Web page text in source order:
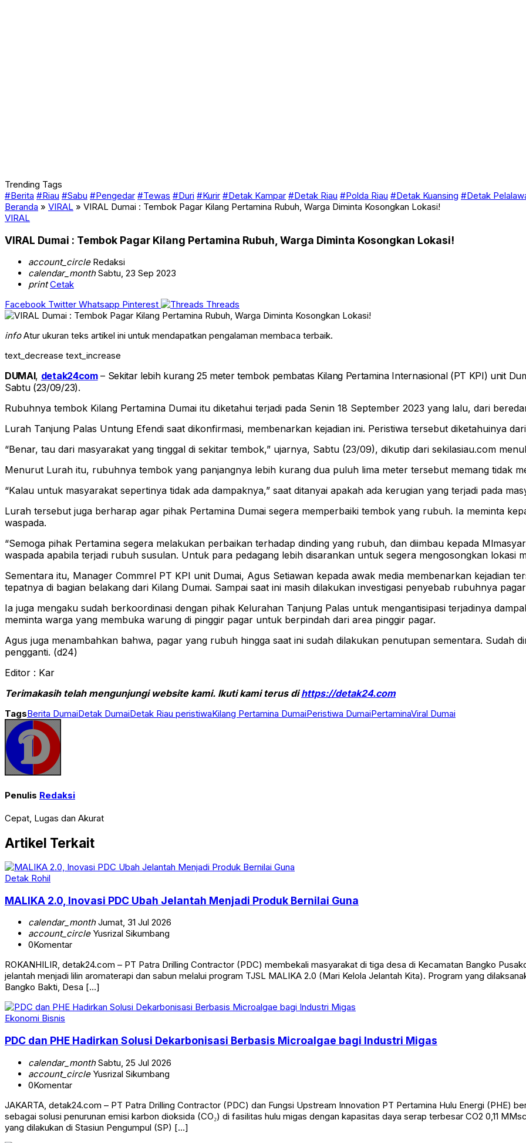
Trending Tags
#Berita #Riau #Sabu #Pengedar #Tewas #Duri #Kurir #Detak Kampar #Detak Riau #Polda Riau #Detak Kuansing #Detak
Beranda » VIRAL » VIRAL Dumai : Tembok Pagar Kilang Pertamina Rubuh, Warga Diminta Kosongkan Lokasi!
VIRAL
VIRAL Dumai : Tembok Pagar Kilang Pertamina Rubuh, Warga Diminta Kosongkan Lokasi!
account_circleRedaksi
calendar_monthSabtu, 23 Sep 2023
print Cetak
Facebook Twitter Whatsapp Pinterest Threads
infoAtur ukuran teks artikel ini untuk mendapatkan pengalaman membaca terbaik.
text_decrease text_increase
DUMAI, detak24com– Sekitar lebih kurang 25 meter tembok pembatas Kilang Pertamina Internasional (PT KPI) unit
Sabtu (23/09/23).
Rubuhnya tembok Kilang Pertamina Dumai itu diketahui terjadi pada Senin 18 September 2023 yang lalu, dari
Lurah Tanjung Palas Untung Efendi saat dikonfirmasi, membenarkan kejadian ini. Peristiwa tersebut diketahuinya
“Benar, tau dari masyarakat yang tinggal di sekitar tembok,” ujarnya, Sabtu (23/09), dikutip dari sekilasiau.com
Menurut Lurah itu, rubuhnya tembok yang panjangnya lebih kurang dua puluh lima meter tersebut memang tidak
“Kalau untuk masyarakat sepertinya tidak ada dampaknya,” saat ditanyai apakah ada kerugian yang terjadi pada
Lurah tersebut juga berharap agar pihak Pertamina Dumai segera memperbaiki tembok yang rubuh. Ia meminta
waspada.
“Semoga pihak Pertamina segera melakukan perbaikan terhadap dinding yang rubuh, dan diimbau kepada
waspada apabila terjadi rubuh susulan. Untuk para pedagang lebih disarankan untuk segera mengosongkan lokasi
Sementara itu, Manager Commrel PT KPI unit Dumai, Agus Setiawan kepada awak media membenarkan kejadian
tepatnya di bagian belakang dari Kilang Dumai. Sampai saat ini masih dilakukan investigasi penyebab rubuhnya
Ia juga mengaku sudah berkoordinasi dengan pihak Kelurahan Tanjung Palas untuk mengantisipasi terjadinya
meminta warga yang membuka warung di pinggir pagar untuk berpindah dari area pinggir pagar.
Agus juga menambahkan bahwa, pagar yang rubuh hingga saat ini sudah dilakukan penutupan sementara. Sudah
pengganti. (d24)
Editor : Kar
Terimakasih telah mengunjungi website kami. Ikuti kami terus dihttps://detak24.com
TagsBerita DumaiDetak DumaiDetak Riau peristiwaKilang Pertamina DumaiPeristiwa DumaiPertaminaViral Dumai
Penulis Redaksi
Cepat, Lugas dan Akurat
Artikel Terkait
Detak Rohil
MALIKA 2.0, Inovasi PDC Ubah Jelantah Menjadi Produk Bernilai Guna
calendar_monthJumat, 31 Jul 2026
account_circleYusrizal Sikumbang
0Komentar
ROKANHILIR, detak24.com – PT Patra Drilling Contractor (PDC) membekali masyarakat di tiga desa di Kecamatan Bangko
jelantah menjadi lilin aromaterapi dan sabun melalui program TJSL MALIKA 2.0 (Mari Kelola Jelantah Kita). Program yang
Bangko Bakti, Desa […]
Ekonomi Bisnis
PDC dan PHE Hadirkan Solusi Dekarbonisasi Berbasis Microalgae bagi Industri Migas
calendar_monthSabtu, 25 Jul 2026
account_circleYusrizal Sikumbang
0Komentar
JAKARTA, detak24.com – PT Patra Drilling Contractor (PDC) dan Fungsi Upstream Innovation PT Pertamina Hulu Energi (PHE)
sebagai solusi penurunan emisi karbon dioksida (CO₂) di fasilitas hulu migas dengan kapasitas daya serap terbesar CO2 0,11
yang dilakukan di Stasiun Pengumpul (SP) […]